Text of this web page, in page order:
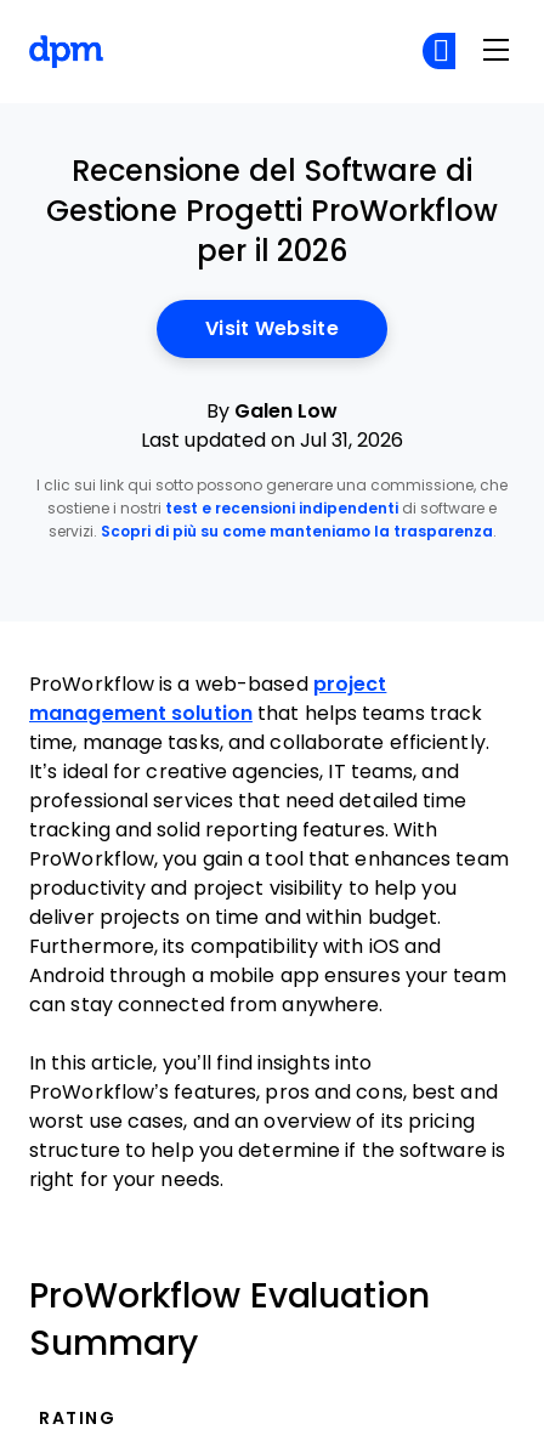
Recensione del Software di
Gestione Progetti ProWorkflow
per il 2026
Visit WebsiteOpens New Window
By Galen Low
Last updated on Jul 31, 2026
I clic sui link qui sotto possono generare una commissione, che
sostiene i nostri test e recensioni indipendenti di software e
servizi. Scopri di più su come manteniamo la trasparenza.
ProWorkflow is a web-based project
management solutionthat helps teams track
time, manage tasks, and collaborate efficiently.
It’s ideal for creative agencies, IT teams, and
professional services that need detailed time
tracking and solid reporting features. With
ProWorkflow, you gain a tool that enhances team
productivity and project visibility to help you
deliver projects on time and within budget.
Furthermore, its compatibility with iOS and
Android through a mobile app ensures your team
can stay connected from anywhere.
In this article, you’ll find insights into
ProWorkflow’s features, pros and cons, best and
worst use cases, and an overview of its pricing
structure to help you determine if the software is
right for your needs.
ProWorkflow Evaluation
Summary
RATING